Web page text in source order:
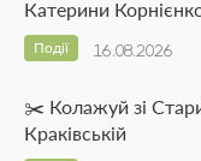
Катерини
16.08.2026
Події
✂️ Колажуй зі
Краківській